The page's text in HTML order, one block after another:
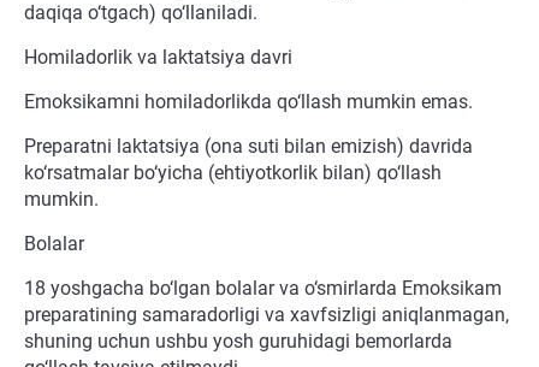
daqiqa o‘tgach) qo‘llaniladi.
Homiladorlik va laktatsiya davri
Emoksikamni homiladorlikda qo‘llash mumkin emas.
Preparatni laktatsiya (ona suti bilan emizish) davrida
ko‘rsatmalar bo‘yicha (ehtiyotkorlik bilan) qo‘llash
mumkin.
Bolalar
18 yoshgacha bo‘lgan bolalar va o‘smirlarda Emoksikam
preparatining samaradorligi va xavfsizligi aniqlanmagan,
shuning uchun ushbu yosh guruhidagi bemorlarda